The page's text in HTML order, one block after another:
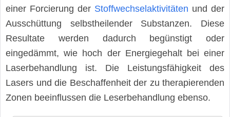
einer Forcierung der Stoffwechselaktivitäten und der
Ausschüttung selbstheilender Substanzen. Diese
Resultate werden dadurch begünstigt oder
eingedämmt, wie hoch der Energiegehalt bei einer
Laserbehandlung ist. Die Leistungsfähigkeit des
Lasers und die Beschaffenheit der zu therapierenden
Zonen beeinflussen die Leserbehandlung ebenso.